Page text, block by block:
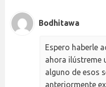
Bodhitawa
Espero haberle
ahora ilústreme
alguno de esos
anteriormente